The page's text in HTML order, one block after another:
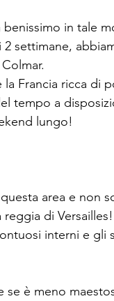
benissimo in tale
settimane,
Francia ricca di
tempo a
lungo!
area e non
di Versailles!
interni e gli
se è meno